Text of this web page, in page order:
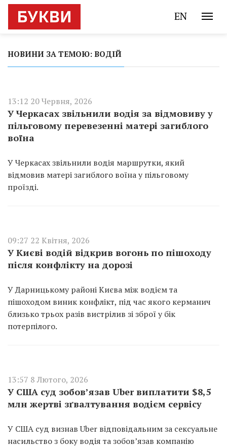
EN
НОВИНИ ЗА ТЕМОЮ: ВОДІЙ
13:12 20 Червня, 2026
У Черкасах звільнили водія за відмовиву у
пільговому перевезенні матері загиблого
воїна
У Черкасах звільнили водія маршрутки, який
відмовив матері загиблого воїна у пільговому
проїзді.
09:27 22 Квітня, 2026
У Києві водій відкрив вогонь по пішоходу
після конфлікту на дорозі
У Дарницькому районі Києва між водієм та
пішоходом виник конфлікт, під час якого керманич
близько трьох разів вистрілив зі зброї у бік
потерпілого.
13:57 8 Лютого, 2026
У США суд зобов’язав Uber виплатити $8,5
млн жертві зґвалтування водієм сервісу
У США суд визнав Uber відповідальним за сексуальне
насильство з боку водія та зобов’язав компанію